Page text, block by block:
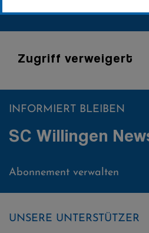
Zugriff verweigert
INFORMIERT BLEIBEN
SC Willingen
Abonnement verwalten
UNSERE UNTERSTÜTZER